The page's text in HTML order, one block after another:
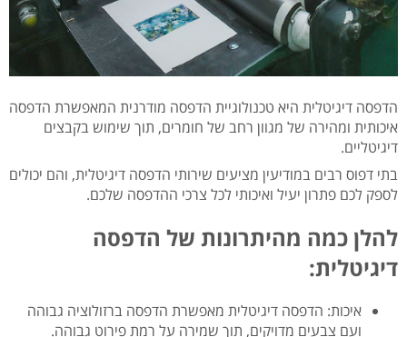
הדפסה דיגיטלית היא טכנולוגיית הדפסה מודרנית המאפשרת הדפסה
איכותית ומהירה של מגוון רחב של חומרים, תוך שימוש בקבצים
דיגיטליים.
בתי דפוס רבים במודיעין מציעים שירותי הדפסה דיגיטלית, והם יכולים
לספק לכם פתרון יעיל ואיכותי לכל צרכי ההדפסה שלכם.
להלן כמה מהיתרונות של הדפסה
דיגיטלית:
איכות: הדפסה דיגיטלית מאפשרת הדפסה ברזולוציה גבוהה
ועם צבעים מדויקים, תוך שמירה על רמת פירוט גבוהה.